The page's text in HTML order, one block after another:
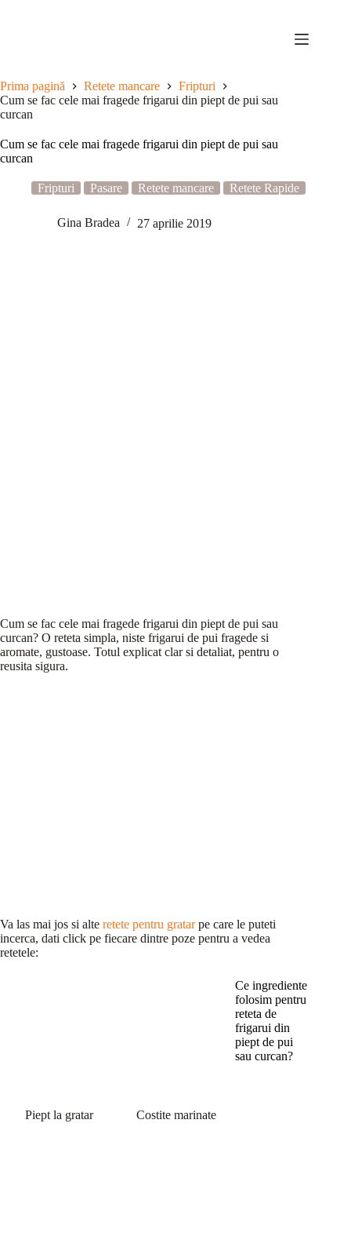
Prima pagină Retete mancare
Fripturi
Cum se fac cele mai fragede frigarui din piept de pui sau
curcan
Cum se fac cele mai fragede frigarui din piept de pui sau
curcan
Fripturi Pasare Retete mancare Retete Rapide
Gina Bradea 27 aprilie 2019
Cum se fac cele mai fragede frigarui din piept de pui sau
curcan? O reteta simpla, niste frigarui de pui fragede si
aromate, gustoase. Totul explicat clar si detaliat, pentru o
reusita sigura.
Va las mai jos si alte retete pentru gratarpe care le puteti
incerca, dati click pe fiecare dintre poze pentru a vedea
retetele:
Piept la gratar Costite marinate
Ce ingrediente
folosim pentru
reteta de
frigarui din
piept de pui
sau curcan?